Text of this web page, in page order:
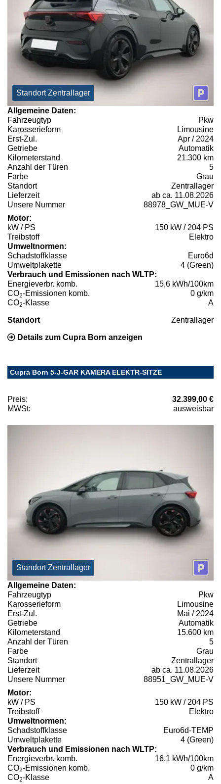
Standort Zentrallager
Allgemeine Daten:
Fahrzeugtyp
Pkw
Karosserieform
Limousine
Erst-Zul.
Apr / 2024
Getriebe
Automatik
Kilometerstand
21.300 km
Anzahl der Türen
5
Farbe
Grau
Standort
Zentrallager
Lieferzeit
ab ca. 11.08.2026
Unsere Nummer
88978_GW_MUE-V
Motor:
kW / PS
150 kW / 204 PS
Treibstoff
Elektro
Umweltnormen:
Schadstoffklasse
Euro6d
Umweltplakette
4 (Green)
Verbrauch und Emissionen nach WLTP:
Energieverbr. komb.
15,6 kWh/100km
CO2-Emissionen komb.
0 g/km
CO2-Klasse A
Standort Zentrallager
Details zum Cupra Born anzeigen
Cupra Born 5-J-GAR KAMERA ELEKTR-SITZE
Preis:
32.399,00 €
MWSt:
ausweisbar
Standort Zentrallager
Allgemeine Daten:
Fahrzeugtyp
Pkw
Karosserieform
Limousine
Erst-Zul.
Mai / 2024
Getriebe
Automatik
Kilometerstand
15.600 km
Anzahl der Türen
5
Farbe
Grau
Standort
Zentrallager
Lieferzeit
ab ca. 11.08.2026
Unsere Nummer
88951_GW_MUE-V
Motor:
kW / PS
150 kW / 204 PS
Treibstoff
Elektro
Umweltnormen:
Schadstoffklasse
Euro6d-TEMP
Umweltplakette
4 (Green)
Verbrauch und Emissionen nach WLTP:
Energieverbr. komb.
16,1 kWh/100km
CO2-Emissionen komb.
0 g/km
CO2-Klasse A